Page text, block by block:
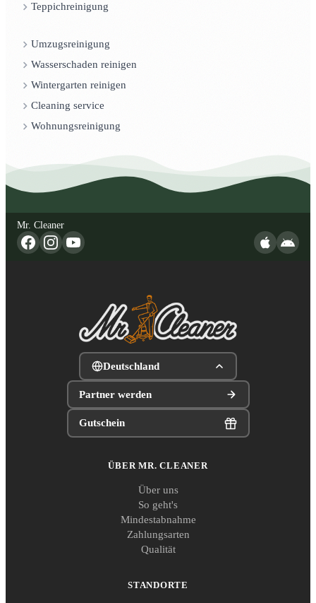
Teppichreinigung
Umzugsreinigung
Wasserschaden reinigen
Wintergarten reinigen
Cleaning service
Wohnungsreinigung
Mr. Cleaner
Deutschland
Partner werden
Gutschein
ÜBER MR. CLEANER
Über uns
So geht's
Mindestabnahme
Zahlungsarten
Qualität
STANDORTE